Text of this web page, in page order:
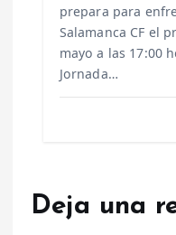
prepara para
Salamanca CF el
mayo a las 17:00
Jornada…
Deja una